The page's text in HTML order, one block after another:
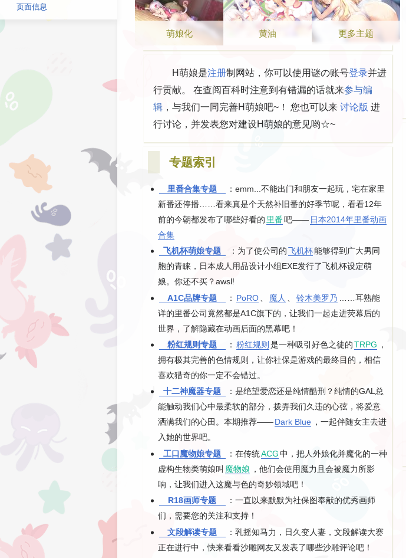
萌娘化 黄油 更多主题
H萌娘是注册制网站，你可以使用谜の账号登录并进
行贡献。 在查阅百科时注意到有错漏的话就来参与编
辑，与我们一同完善H萌娘吧~！ 您也可以来 讨论版 进
行讨论，并发表您对建设H萌娘的意见哟☆~
专题索引
里番合集专题
：emm...不能出门和朋友一起玩，宅在家里
新番还停播……看来真是个天然补旧番的好季节呢，看看12年
前的今朝都发布了哪些好看的 里番吧—— 日本2014年里番动画
合集
飞机杯萌娘专题
：为了使公司的飞机杯能够得到广大男同
胞的青睐，日本成人用品设计小组EXE发行了飞机杯设定萌
娘。你还不买？awsl!
A1C品牌专题
： PoRO 魔人 铃木美罗乃
……耳熟能
详的里番公司竟然都是A1C旗下的，让我们一起走进荧幕后的
世界，了解隐藏在动画后面的黑幕吧！
粉红规则专题
： 粉红规则 是一种吸引好色之徒的TRPG ，
拥有极其完善的色情规则，让你社保是游戏的最终目的，相信
喜欢猎奇的你一定不会错过。
十二神魔器专题
：是绝望爱恋还是纯情酷刑？纯情的GAL总
能触动我们心中最柔软的部分，拨弄我们久违的心弦，将爱意
洒满我们的心田。本期推荐—— Dark Blue ，一起伴随女主去进
入她的世界吧。
工口魔物娘专题
：在传统ACG中，把人外娘化并魔化的一种
虚构生物类萌娘叫 魔物娘 ，他们会使用魔力且会被魔力所影
响，让我们进入这魔与色的奇妙领域吧！
R18画师专题
：一直以来默默为社保图奉献的优秀画师
们，需要您的关注和支持！
文段解读专题
：乳摇知马力，日久变人妻，文段解读大赛
正在进行中，快来看看沙雕网友又发表了哪些沙雕评论吧！
页面信息